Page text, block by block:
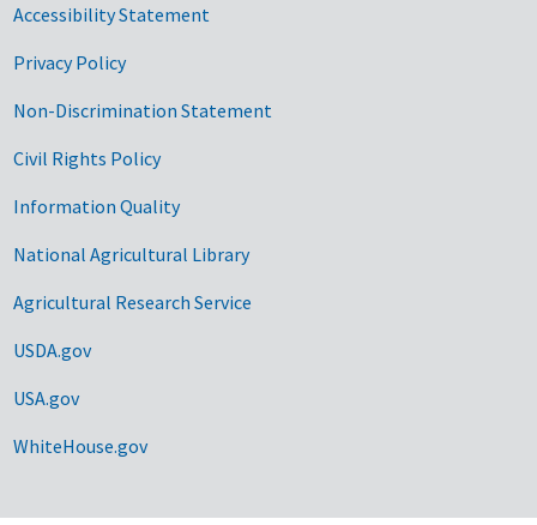
Accessibility Statement
Privacy Policy
Non-Discrimination Statement
Civil Rights Policy
Information Quality
National Agricultural Library
Agricultural Research Service
USDA.gov
USA.gov
WhiteHouse.gov